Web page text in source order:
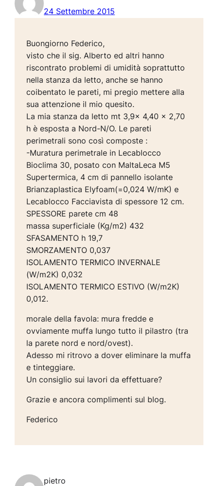
24 Settembre 2015
Buongiorno Federico,
visto che il sig. Alberto ed altri hanno
riscontrato problemi di umidità soprattutto
nella stanza da letto, anche se hanno
coibentato le pareti, mi pregio mettere alla
sua attenzione il mio quesito.
La mia stanza da letto mt 3,9x 4,40 x 2,70
h è esposta a Nord-N/O. Le pareti
perimetrali sono così composte :
-Muratura perimetrale in Lecablocco
Bioclima 30, posato con MaltaLeca M5
Supertermica, 4 cm di pannello isolante
Brianzaplastica Elyfoam(=0,024 W/mK) e
Lecablocco Facciavista di spessore 12 cm.
SPESSORE parete cm 48
massa superficiale (Kg/m2) 432
SFASAMENTO h 19,7
SMORZAMENTO 0,037
ISOLAMENTO TERMICO INVERNALE
(W/m2K) 0,032
ISOLAMENTO TERMICO ESTIVO (W/m2K)
0,012.
morale della favola: mura fredde e
ovviamente muffa lungo tutto il pilastro (tra
la parete nord e nord/ovest).
Adesso mi ritrovo a dover eliminare la muffa
e tinteggiare.
Un consiglio sui lavori da effettuare?
Grazie e ancora complimenti sul blog.
Federico
pietro